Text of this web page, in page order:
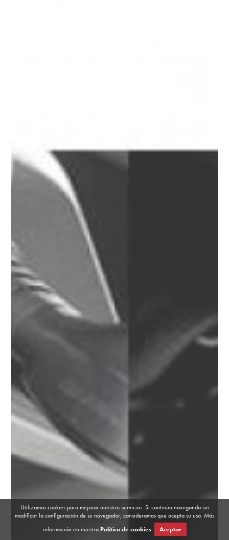
Utilizamos cookies para mejorar nuestros servicios. Si continúa navegando sin
modificar la configuración de su navegador, consideramos que acepta su uso. Más
información en nuestraPolítica de cookies. Aceptar